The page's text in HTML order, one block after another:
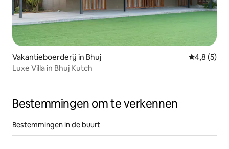
Vakantieboerderij in Bhuj
4,8 (5)
Luxe Villa in Bhuj Kutch
Bestemmingen om te verkennen
Bestemmingen in de buurt